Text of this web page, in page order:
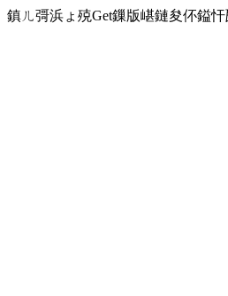
鎮ㄦ彁浜ょ殑Get鏁版嵁鏈夋伓鎰